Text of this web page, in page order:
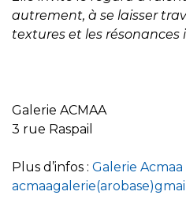
autrement, à se laisser
textures et les résonances
Galerie ACMAA
3 rue Raspail
Plus d’infos : Galerie Acmaa